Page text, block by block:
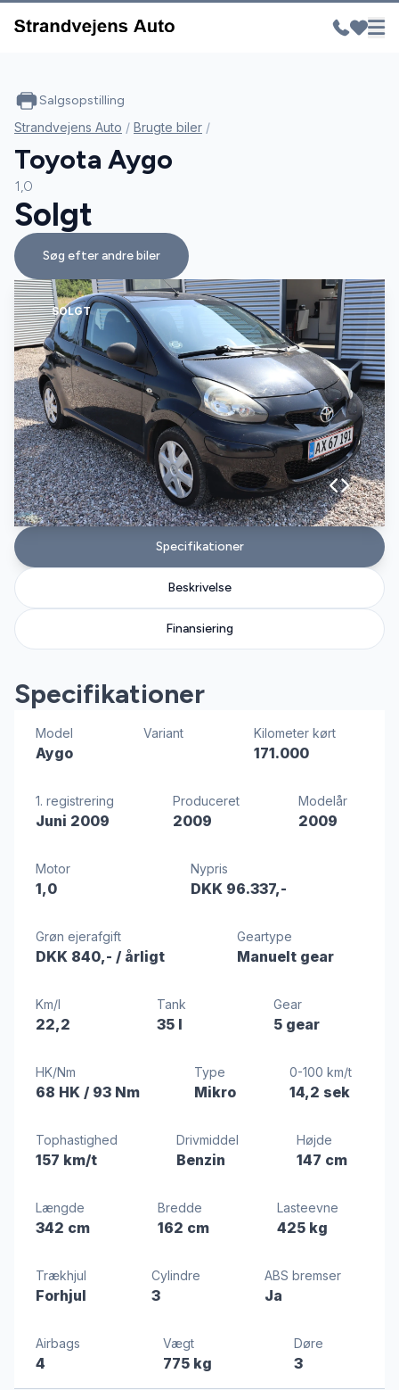
SOLGT
Specifikationer
Beskrivelse
Finansiering
Specifikationer
Model
Aygo
Variant Kilometer kørt
171.000
1. registrering
Juni 2009
Produceret
2009
Modelår
2009
Motor
1,0
Nypris
DKK 96.337,-
Grøn ejerafgift
DKK 840,- / årligt
Geartype
Manuelt gear
Km/l
22,2
Tank
35 l
Gear
5 gear
HK/Nm
68 HK / 93 Nm
Type
Mikro
0-100 km/t
14,2 sek
Tophastighed
157 km/t
Drivmiddel
Benzin
Højde
147 cm
Længde
342 cm
Bredde
162 cm
Lasteevne
425 kg
Trækhjul
Forhjul
Cylindre
3
ABS bremser
Ja
Airbags
4
Vægt
775 kg
Døre
3
Salgsopstilling
Strandvejens Auto / Brugte biler /
Toyota Aygo
1,0
Solgt
Søg efter andre biler